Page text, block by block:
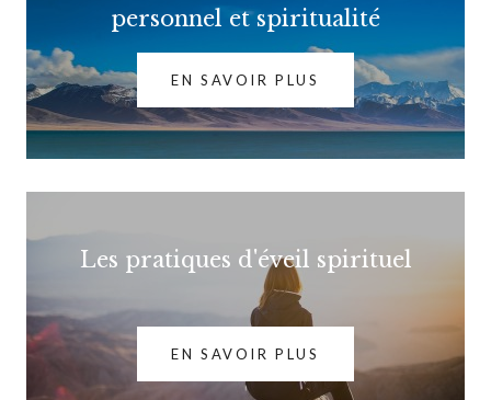
personnel et spiritualité
EN SAVOIR PLUS
Les pratiques d'éveil spirituel
EN SAVOIR PLUS